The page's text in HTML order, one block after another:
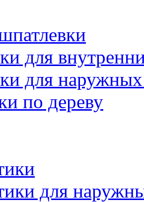
для
для наружных
по дереву
для